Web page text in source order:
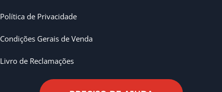
Política de Privacidade
Condições Gerais de Venda
Livro de Reclamações